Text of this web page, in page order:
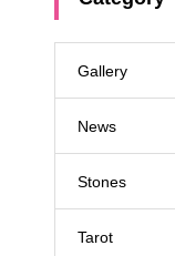
Gallery
News
Stones
Tarot